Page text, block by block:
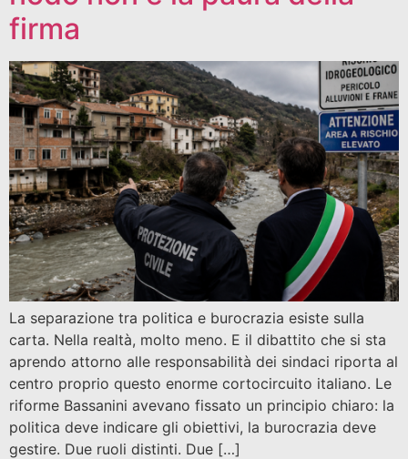
firma
La separazione tra politica e burocrazia esiste sulla
carta. Nella realtà, molto meno. E il dibattito che si sta
aprendo attorno alle responsabilità dei sindaci riporta al
centro proprio questo enorme cortocircuito italiano. Le
riforme Bassanini avevano fissato un principio chiaro: la
politica deve indicare gli obiettivi, la burocrazia deve
gestire. Due ruoli distinti. Due […]